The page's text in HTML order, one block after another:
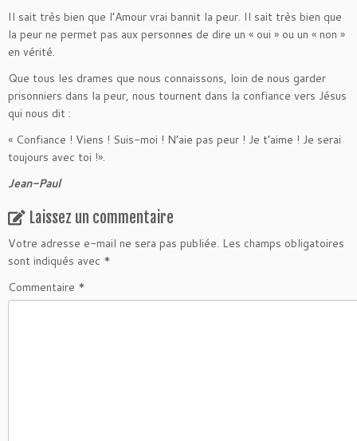
Il sait très bien que l’Amour vrai bannit la peur. Il sait très bien que
la peur ne permet pas aux personnes de dire un « oui » ou un « non »
en vérité.
Que tous les drames que nous connaissons, loin de nous garder
prisonniers dans la peur, nous tournent dans la confiance vers Jésus
qui nous dit :
« Confiance ! Viens ! Suis-moi ! N’aie pas peur ! Je t’aime ! Je serai
toujours avec toi !».
Jean-Paul
Laissez un commentaire
Votre adresse e-mail ne sera pas publiée. Les champs obligatoires
sont indiqués avec *
Commentaire *